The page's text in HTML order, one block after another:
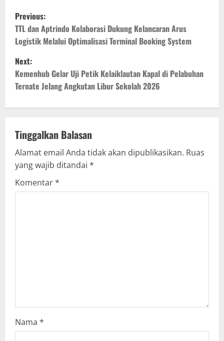
P
o
s
t
n
v
i
g
Previous:
TTL dan Aptrindo Kolaborasi Dukung Kelancaran Arus
Logistik Melalui Optimalisasi Terminal Booking System
Next:
Kemenhub Gelar Uji Petik Kelaiklautan Kapal di Pelabuhan
Ternate Jelang Angkutan Libur Sekolah 2026
Tinggalkan Balasan
Alamat email Anda tidak akan dipublikasikan. Ruas
yang wajib ditandai *
Komentar*
Nama *